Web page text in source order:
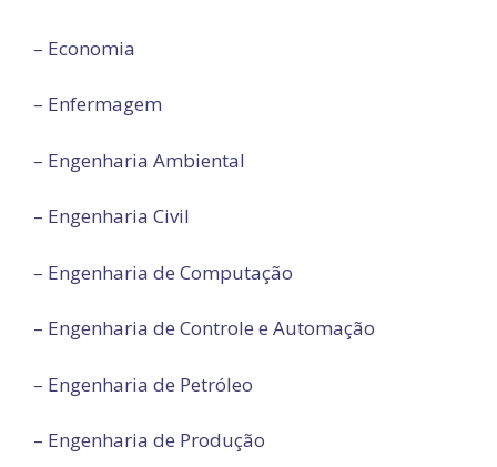
– Economia
– Enfermagem
– Engenharia Ambiental
– Engenharia Civil
– Engenharia de Computação
– Engenharia de Controle e Automação
– Engenharia de Petróleo
– Engenharia de Produção